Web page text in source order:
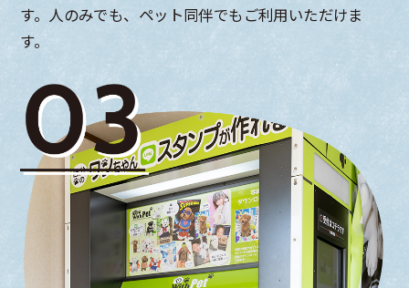
す。人のみでも、ペット同伴でもご利用いただけま
す。